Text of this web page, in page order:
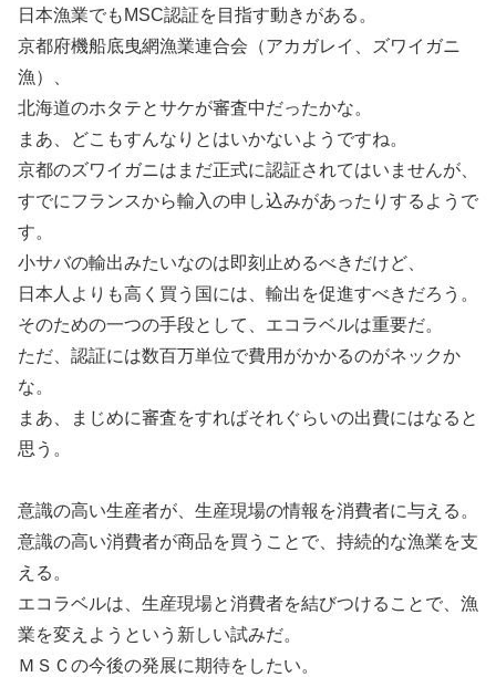
日本漁業でもMSC認証を目指す動きがある。
京都府機船底曳網漁業連合会（アカガレイ、ズワイガニ
漁）、
北海道のホタテとサケが審査中だったかな。
まあ、どこもすんなりとはいかないようですね。
京都のズワイガニはまだ正式に認証されてはいませんが、
すでにフランスから輸入の申し込みがあったりするようで
す。
小サバの輸出みたいなのは即刻止めるべきだけど、
日本人よりも高く買う国には、輸出を促進すべきだろう。
そのための一つの手段として、エコラベルは重要だ。
ただ、認証には数百万単位で費用がかかるのがネックか
な。
まあ、まじめに審査をすればそれぐらいの出費にはなると
思う。
意識の高い生産者が、生産現場の情報を消費者に与える。
意識の高い消費者が商品を買うことで、持続的な漁業を支
える。
エコラベルは、生産現場と消費者を結びつけることで、漁
業を変えようという新しい試みだ。
ＭＳＣの今後の発展に期待をしたい。